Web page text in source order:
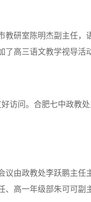
教研室陈明杰副主任，
高三语文教学视导活
访问。合肥七中政教
议由政教处李跃鹏主任
、高一年级部朱可可副